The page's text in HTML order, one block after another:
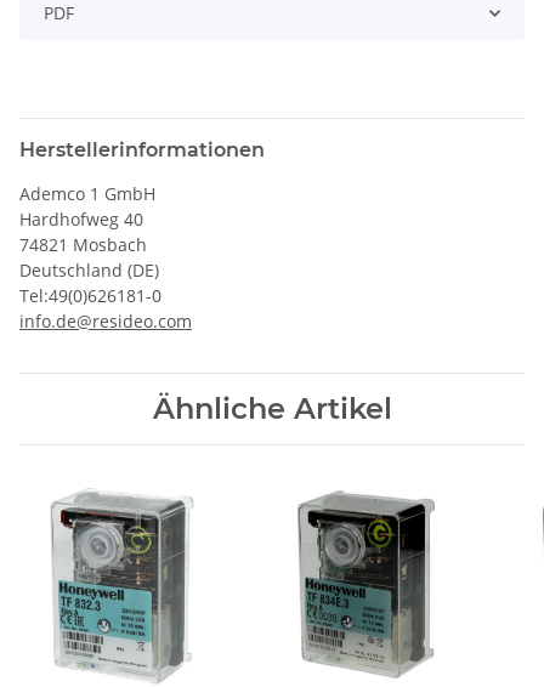
PDF
Herstellerinformationen
Ademco 1 GmbH
Hardhofweg 40
74821 Mosbach
Deutschland (DE)
Tel:49(0)626181-0
info.de@resideo.com
Ähnliche Artikel